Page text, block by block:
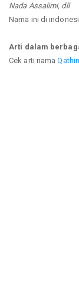
Nada Assalimi, dll
Nama ini di
Arti dalam
Cek arti nama